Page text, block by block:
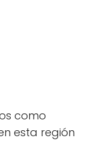
como
esta región